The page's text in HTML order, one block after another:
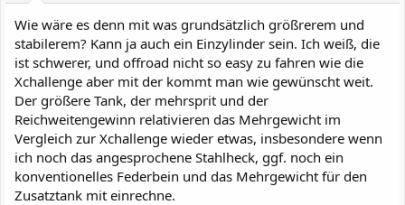
Wie wäre es denn mit was grundsätzlich größrerem und
stabilerem? Kann ja auch ein Einzylinder sein. Ich weiß, die
ist schwerer, und offroad nicht so easy zu fahren wie die
Xchallenge aber mit der kommt man wie gewünscht weit.
Der größere Tank, der mehrsprit und der
Reichweitengewinn relativieren das Mehrgewicht im
Vergleich zur Xchallenge wieder etwas, insbesondere wenn
ich noch das angesprochene Stahlheck, ggf. noch ein
konventionelles Federbein und das Mehrgewicht für den
Zusatztank mit einrechne.